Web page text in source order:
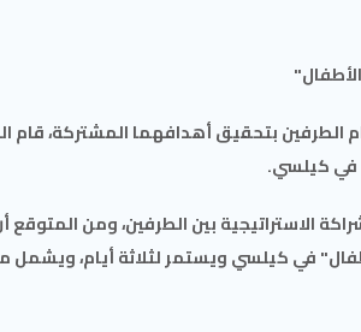
بتحقيق أهدافهما المشتركة، قام
كيلسي.
الاستراتيجية بين الطرفين، ومن
في كيلسي ويستمر لثلاثة أيام، ويشمل